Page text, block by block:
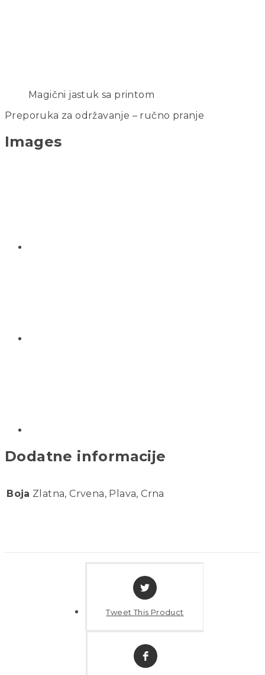
Magični jastuk sa printom
Preporuka za održavanje – ručno pranje
Images
Dodatne informacije
Boja Zlatna, Crvena, Plava, Crna
Tweet This Product